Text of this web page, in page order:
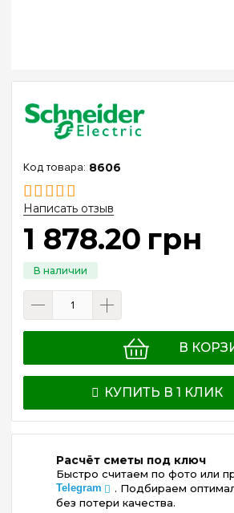
8606
Написать отзыв
1 878.20 грн
В
КУПИТЬ В 1 КЛИК
Расчёт сметы под ключ
Быстро считаем по фото или
Telegram
. Подбираем
без потери качества.